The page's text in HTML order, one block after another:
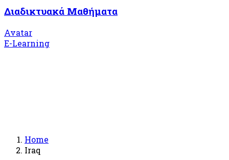
Διαδικτυακά Μαθήματα
Avatar
E-Learning
Home
Iraq